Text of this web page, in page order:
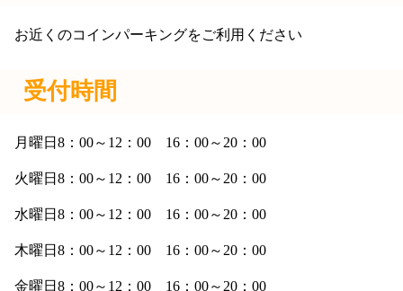
お近くのコインパーキングをご利用ください
受付時間
月曜日8：00～12：00 16：00～20：00
火曜日8：00～12：00 16：00～20：00
水曜日8：00～12：00 16：00～20：00
木曜日8：00～12：00 16：00～20：00
金曜日8：00～12：00 16：00～20：00